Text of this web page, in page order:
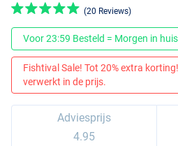
(20 Reviews)
Voor 23:59 Besteld = Morgen in
Fishtival Sale! Tot 20% extra
verwerkt in de prijs.
Adviesprijs
4.95